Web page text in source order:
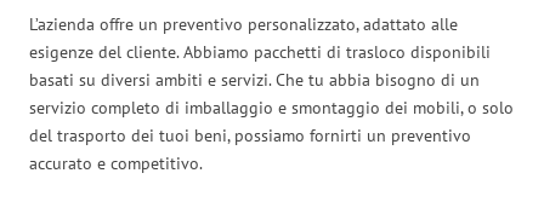
L’azienda offre un preventivo personalizzato, adattato alle
esigenze del cliente. Abbiamo pacchetti di trasloco disponibili
basati su diversi ambiti e servizi. Che tu abbia bisogno di un
servizio completo di imballaggio e smontaggio dei mobili, o solo
del trasporto dei tuoi beni, possiamo fornirti un preventivo
accurato e competitivo.